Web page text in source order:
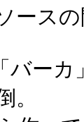
ース
バー
。